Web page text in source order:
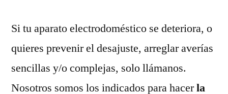
Si tu aparato electrodoméstico se deteriora, o
quieres prevenir el desajuste, arreglar averías
sencillas y/o complejas, solo llámanos.
Nosotros somos los indicados para hacerla